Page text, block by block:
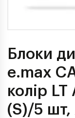
Блоки
e.max
колір
(S)/5 шт,